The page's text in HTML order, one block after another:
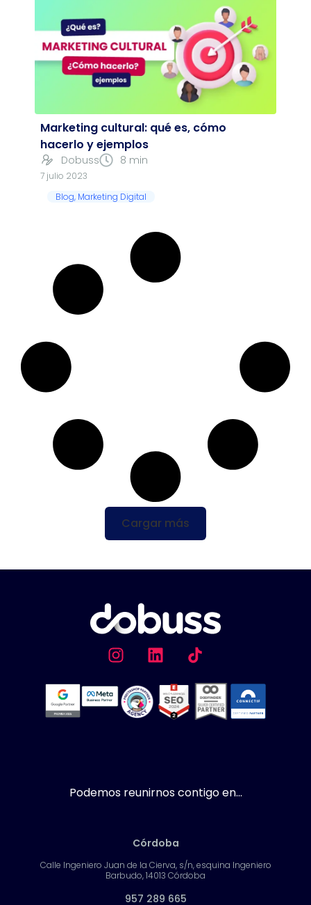
Marketing cultural: qué es, cómo
hacerlo y ejemplos
Dobuss 8 min
7 julio 2023
Blog, Marketing Digital
Cargar más
Podemos reunirnos contigo en...
Córdoba
Calle Ingeniero Juan de la Cierva, s/n, esquina Ingeniero
Barbudo, 14013 Córdoba
957 289 665